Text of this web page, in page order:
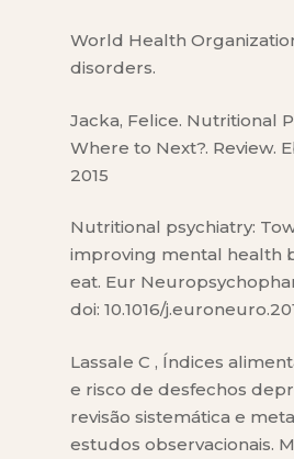
World Health
disorders.
Jacka, Felice. Nutritional
Where to Next?. Review.
2015
Nutritional psychiatry:
improving mental health
eat. Eur
doi: 10.1016/
Lassale C , Índices
​​e risco de desfechos
revisão sistemática e
estudos observacionais.